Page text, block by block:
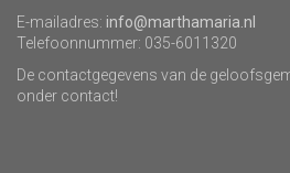
E-mailadres: info@marthamaria.nl
Telefoonnummer: 035-6011320
De contactgegevens van de
onder contact!